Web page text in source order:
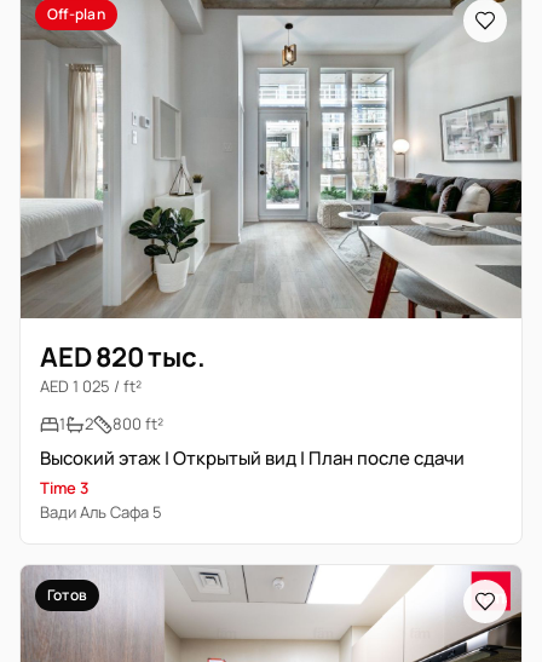
Off-plan
AED 820 тыс.
AED 1 025 / ft²
1
2 800 ft²
Высокий этаж | Открытый вид | План после сдачи
Time 3
Вади Аль Сафа 5
Готов